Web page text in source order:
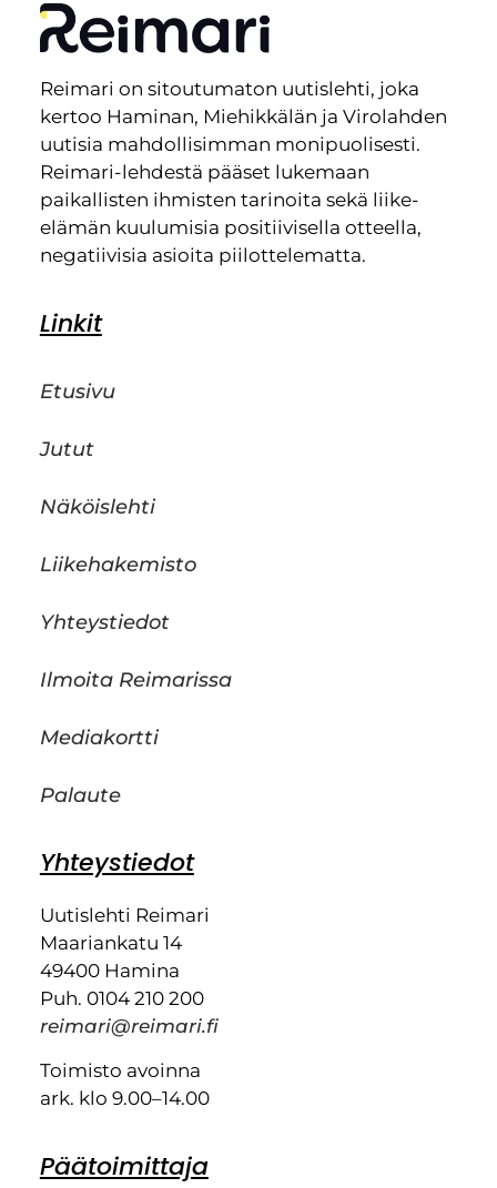
Reimari on sitoutumaton uutislehti, joka
kertoo Haminan, Miehikkälän ja Virolahden
uutisia mahdollisimman monipuolisesti.
Reimari-lehdestä pääset lukemaan
paikallisten ihmisten tarinoita sekä liike-
elämän kuulumisia positiivisella otteella,
negatiivisia asioita piilottelematta.
Linkit
Etusivu
Jutut
Näköislehti
Liikehakemisto
Yhteystiedot
Ilmoita Reimarissa
Mediakortti
Palaute
Yhteystiedot
Uutislehti Reimari
Maariankatu 14
49400 Hamina
Puh. 0104 210 200
reimari@reimari.fi
Toimisto avoinna
ark. klo 9.00–14.00
Päätoimittaja